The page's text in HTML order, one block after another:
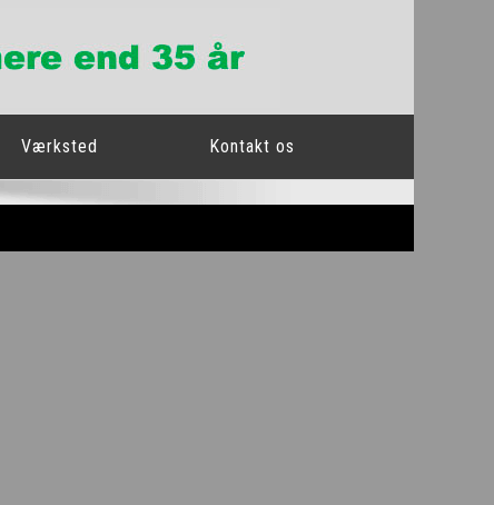
Værksted Kontakt os